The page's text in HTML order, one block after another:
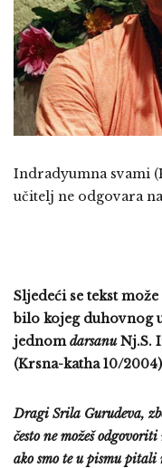
Indradyumna svami
učitelj ne odgovara
Sljedeći se tekst
bilo kojeg duhovnog
jednomdarsanuNj.S.
(Krsna-katha 10/2004)
Dragi Srila Gurudeva,
često ne možeš
ako smo te u pismu